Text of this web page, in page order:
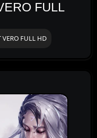
FULL
VERO FULL HD